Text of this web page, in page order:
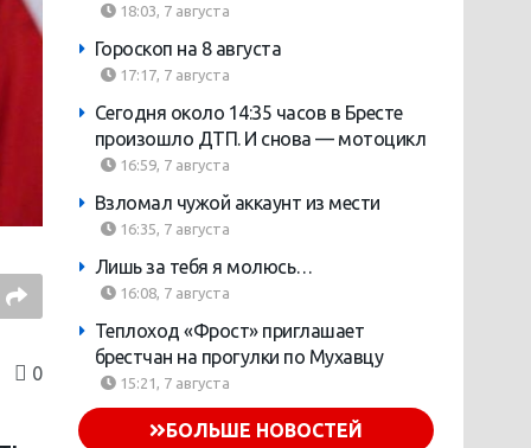
0
18:03, 7 августа
Гороскоп на 8 августа
17:17, 7 августа
Сегодня около 14:35 часов в Бресте
произошло ДТП. И снова — мотоцикл
16:59, 7 августа
Взломал чужой аккаунт из мести
16:35, 7 августа
Лишь за тебя я молюсь…
16:08, 7 августа
Теплоход «Фрост» приглашает
брестчан на прогулки по Мухавцу
15:21, 7 августа
БОЛЬШЕ НОВОСТЕЙ